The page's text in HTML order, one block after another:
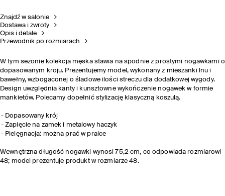
Znajdź w salonie
Dostawa i zwroty
Opis i detale
Przewodnik po rozmiarach
W tym sezonie kolekcja męska stawia na spodnie z prostymi nogawkami o
dopasowanym kroju. Prezentujemy model, wykonany z mieszanki lnu i
bawełny, wzbogaconej o śladowe ilości streczu dla dodatkowej wygody.
Design uwzględnia kanty i kunsztowne wykończenie nogawek w formie
mankietów. Polecamy dopełnić stylizację klasyczną koszulą.
Dopasowany krój
Zapięcie na zamek i metalowy haczyk
Pielęgnacja: można prać w pralce
Wewnętrzna długość nogawki wynosi 75,2 cm, co odpowiada rozmiarowi
48; model prezentuje produkt w rozmiarze 48.